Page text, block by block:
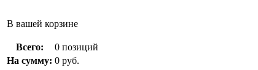
В вашей корзине
Всего:
0 позиций
На сумму: 0 руб.